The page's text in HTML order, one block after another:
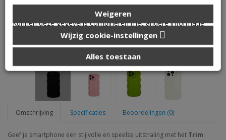
IPHONE
IPHONE 14 PRO
iphone 14 Pro - Trim Wavy Telefoonhoesje
Omschrijving Specificaties Beoordelingen (0)
Geef je smartphone een stijlvolle en speelse uitstraling met het Trim
voor social media, adverteren en analyse. Deze partners
kunnen deze gegevens combineren met andere informatie
die u aan ze heeft verstrekt of die ze hebben verzameld op
basis van uw gebruik van hun services.
Weigeren
Wijzig cookie-instellingen
Alles toestaan